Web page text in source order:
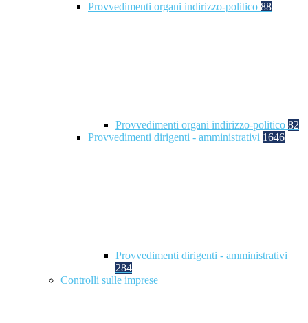
Provvedimenti organi indirizzo-politico 88
Provvedimenti organi indirizzo-politico 82
Provvedimenti dirigenti - amministrativi 1646
Provvedimenti dirigenti - amministrativi
284
Controlli sulle imprese